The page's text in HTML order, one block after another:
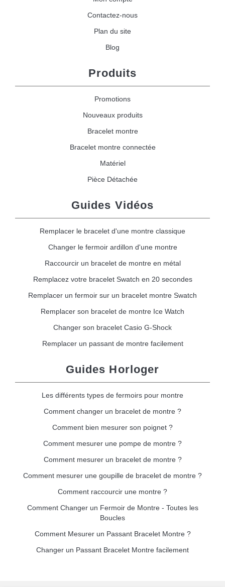
Contactez-nous
Plan du site
Blog
Produits
Promotions
Nouveaux produits
Bracelet montre
Bracelet montre connectée
Matériel
Pièce Détachée
Guides Vidéos
Remplacer le bracelet d'une montre classique
Changer le fermoir ardillon d'une montre
Raccourcir un bracelet de montre en métal
Remplacez votre bracelet Swatch en 20 secondes
Remplacer un fermoir sur un bracelet montre Swatch
Remplacer son bracelet de montre Ice Watch
Changer son bracelet Casio G-Shock
Remplacer un passant de montre facilement
Guides Horloger
Les différents types de fermoirs pour montre
Comment changer un bracelet de montre ?
Comment bien mesurer son poignet ?
Comment mesurer une pompe de montre ?
Comment mesurer un bracelet de montre ?
Comment mesurer une goupille de bracelet de montre ?
Comment raccourcir une montre ?
Comment Changer un Fermoir de Montre - Toutes les
Boucles
Comment Mesurer un Passant Bracelet Montre ?
Changer un Passant Bracelet Montre facilement